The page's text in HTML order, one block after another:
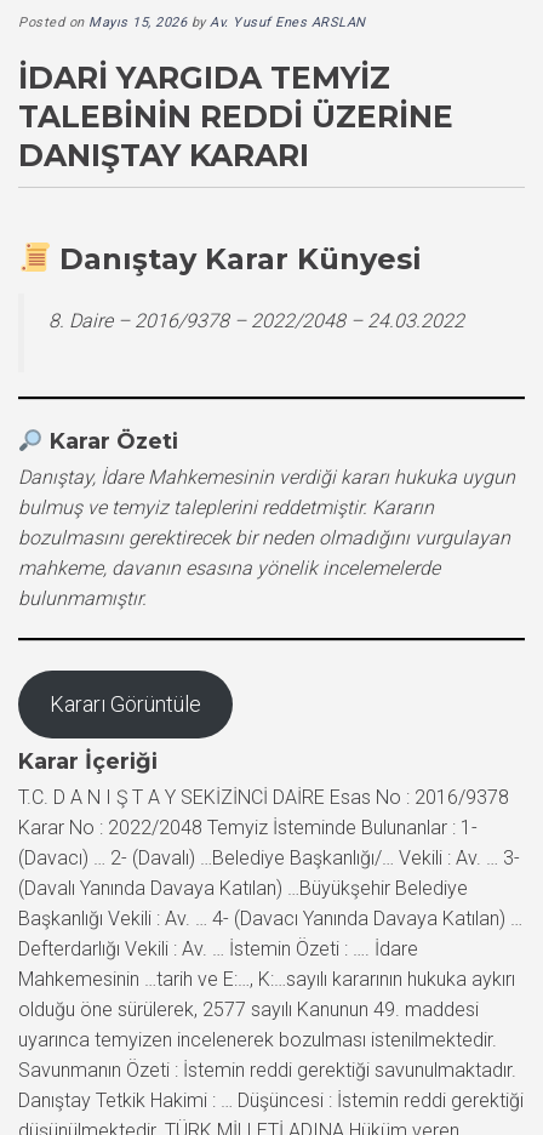
Posted on Mayıs 15, 2026byAv. Yusuf Enes ARSLAN
İDARI YARGIDA TEMYIZ
TALEBININ REDDI ÜZERINE
DANIŞTAY KARARI
Danıştay Karar Künyesi
8. Daire – 2016/9378 – 2022/2048 – 24.03.2022
Karar Özeti
Danıştay, İdare Mahkemesinin verdiği kararı hukuka uygun
bulmuş ve temyiz taleplerini reddetmiştir. Kararın
bozulmasını gerektirecek bir neden olmadığını vurgulayan
mahkeme, davanın esasına yönelik incelemelerde
bulunmamıştır.
Kararı Görüntüle
Karar İçeriği
T.C. D A N I Ş T A Y SEKİZİNCİ DAİRE Esas No : 2016/9378
Karar No : 2022/2048 Temyiz İsteminde Bulunanlar : 1-
(Davacı) … 2- (Davalı) …Belediye Başkanlığı/… Vekili : Av. … 3-
(Davalı Yanında Davaya Katılan) …Büyükşehir Belediye
Başkanlığı Vekili : Av. … 4- (Davacı Yanında Davaya Katılan) …
Defterdarlığı Vekili : Av. … İstemin Özeti : …. İdare
Mahkemesinin …tarih ve E:…, K:…sayılı kararının hukuka aykırı
olduğu öne sürülerek, 2577 sayılı Kanunun 49. maddesi
uyarınca temyizen incelenerek bozulması istenilmektedir.
Savunmanın Özeti : İstemin reddi gerektiği savunulmaktadır.
Danıştay Tetkik Hakimi : … Düşüncesi : İstemin reddi gerektiği